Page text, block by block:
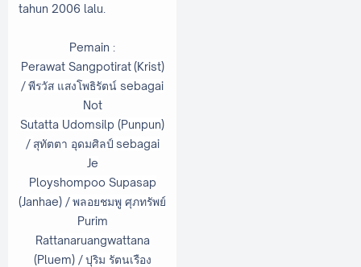
tahun 2006 lalu.
Pemain :
Perawat Sangpotirat (Krist)
/พีรวัส แสงโพธิรัตน์ sebagai
Not
Sutatta Udomsilp (Punpun)
/ สุทัตตา อุดมศิลป์ sebagai
Je
Ployshompoo Supasap
(Janhae) /พลอยชมพู ศุภทรัพย์
Purim
Rattanaruangwattana
(Pluem) /ปุริม รัตนเรือง